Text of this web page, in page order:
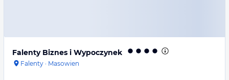
Falenty Biznes i Wypoczynek
Falenty · Masowien